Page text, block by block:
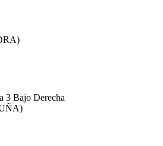
3 Bajo Derecha